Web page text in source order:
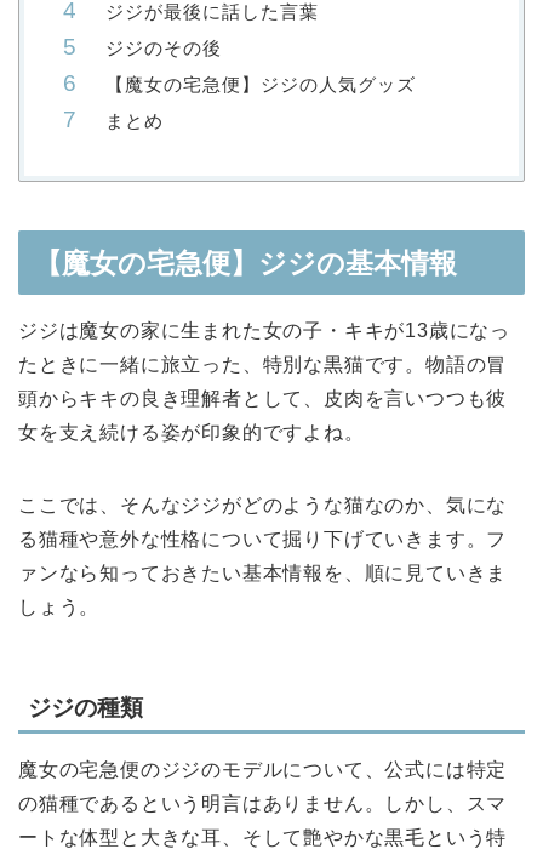
ジジが最後に話した言葉
ジジのその後
【魔女の宅急便】ジジの人気グッズ
まとめ
【魔女の宅急便】ジジの基本情報
ジジは魔女の家に生まれた女の子・キキが13歳になっ
たときに一緒に旅立った、特別な黒猫です。物語の冒
頭からキキの良き理解者として、皮肉を言いつつも彼
女を支え続ける姿が印象的ですよね。
ここでは、そんなジジがどのような猫なのか、気にな
る猫種や意外な性格について掘り下げていきます。フ
ァンなら知っておきたい基本情報を、順に見ていきま
しょう。
ジジの種類
魔女の宅急便のジジのモデルについて、公式には特定
の猫種であるという明言はありません。しかし、スマ
ートな体型と大きな耳、そして艶やかな黒毛という特